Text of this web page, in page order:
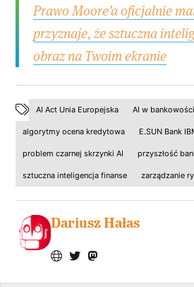
Prawo Moore’a oficjalnie
przyznaje, że sztuczna
obraz na Twoim ekranie
AI Act Unia Europejska AI w bankowości
algorytmy ocena kredytowa E.SUN Bank
problem czarnej skrzynki AI przyszłość
sztuczna inteligencja finanse zarządzanie
Dariusz Hałas